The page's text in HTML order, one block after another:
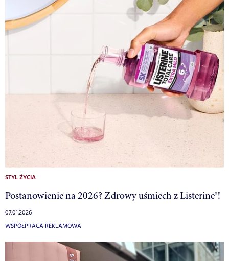
STYL ŻYCIA
Postanowienie na 2026? Zdrowy uśmiech z Listerine®!
07.01.2026
WSPÓŁPRACA REKLAMOWA